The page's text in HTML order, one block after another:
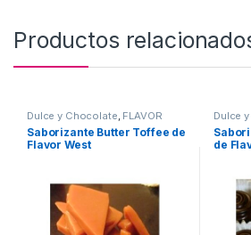
Productos
Dulce y Chocolate, FLAVOR
WEST ,Sabor a Dulce y
Chocolate,Saborizantes
Saborizante Butter Toffee de
Flavor West
Dulce
WEST ,
de